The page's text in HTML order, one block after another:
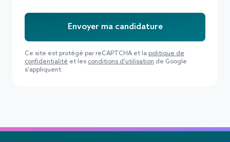
Envoyer ma candidature
Ce site est protégé par reCAPTCHA et la politique de
confidentialité et les conditions d'utilisation de Google
s'appliquent.